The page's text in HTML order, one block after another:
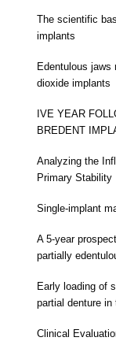
The scientific
implants
Edentulous
dioxide implants
IVE YEAR
BREDENT
Analyzing the
Primary Stability
Single-implant
A 5-year
partially
Early loading of
partial denture
Clinical